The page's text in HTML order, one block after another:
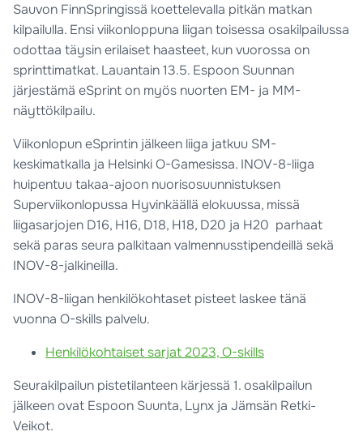
Sauvon FinnSpringissä koettelevalla pitkän matkan
kilpailulla. Ensi viikonloppuna liigan toisessa osakilpailussa
odottaa täysin erilaiset haasteet, kun vuorossa on
sprinttimatkat. Lauantain 13.5. Espoon Suunnan
järjestämä eSprint on myös nuorten EM- ja MM-
näyttökilpailu.
Viikonlopun eSprintin jälkeen liiga jatkuu SM-
keskimatkalla ja Helsinki O-Gamesissa. INOV-8-liiga
huipentuu takaa-ajoon nuorisosuunnistuksen
Superviikonlopussa Hyvinkäällä elokuussa, missä
liigasarjojen D16, H16, D18, H18, D20 ja H20 parhaat
sekä paras seura palkitaan valmennusstipendeillä sekä
INOV-8-jalkineilla.
INOV-8-liigan henkilökohtaset pisteet laskee tänä
vuonna O-skills palvelu.
Henkilökohtaiset sarjat 2023, O-skills
Seurakilpailun pistetilanteen kärjessä 1. osakilpailun
jälkeen ovat Espoon Suunta, Lynx ja Jämsän Retki-
Veikot.